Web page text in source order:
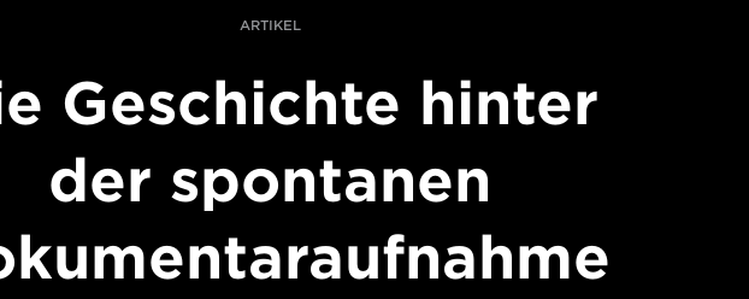
ARTIKEL
Geschichte hinter
der spontanen